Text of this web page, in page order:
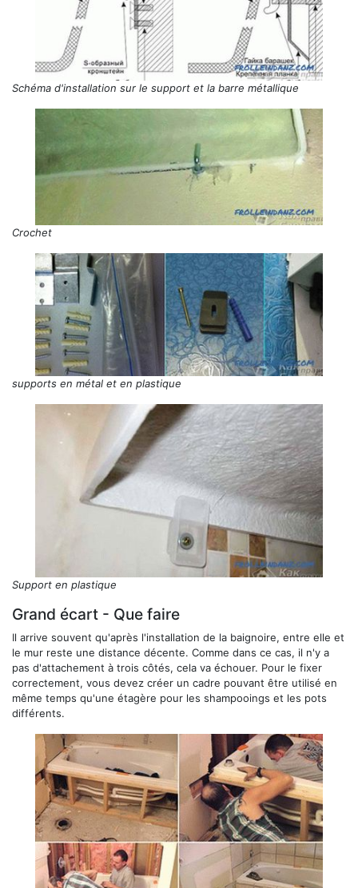
Schéma d'installation sur le support et la barre métallique
Crochet
supports en métal et en plastique
Support en plastique
Grand écart - Que faire
Il arrive souvent qu'après l'installation de la baignoire, entre elle et
le mur reste une distance décente. Comme dans ce cas, il n'y a
pas d'attachement à trois côtés, cela va échouer. Pour le fixer
correctement, vous devez créer un cadre pouvant être utilisé en
même temps qu'une étagère pour les shampooings et les pots
différents.